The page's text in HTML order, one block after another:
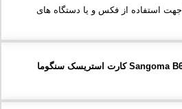
پشتیبانی از یک پورت FXS جهت استفاده از فکس و یا دستگاه های